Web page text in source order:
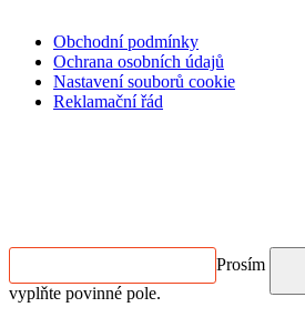
Obchodní podmínky
Ochrana osobních údajů
Nastavení souborů cookie
Reklamační řád
Prosím
vyplňte povinné pole.